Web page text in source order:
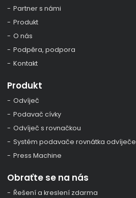
Partner s námi
Produkt
O nás
Podpěra, podpora
Kontakt
Produkt
Odvíječ
Podavač cívky
Odvíječ s rovnačkou
Systém podavače rovnátka odvíječe
Press Machine
Obraťte se na nás
Řešení a kreslení zdarma